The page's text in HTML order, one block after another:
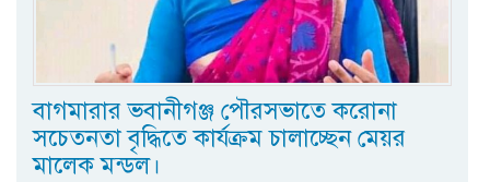
বাগমারার ভবানীগঞ্জ পৌরসভাতে করোনা
সচেতনতা বৃদ্ধিতে কার্যক্রম চালাচ্ছেন মেয়র
মালেক মন্ডল।